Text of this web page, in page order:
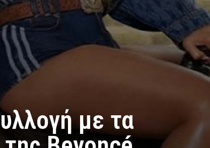
με τα